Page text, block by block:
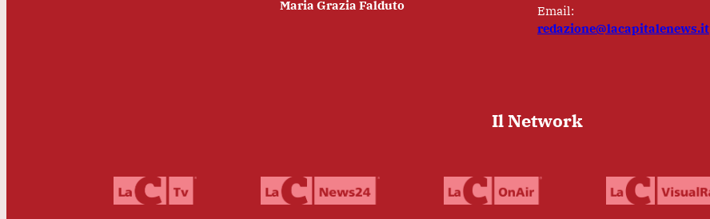
Maria Grazia Falduto
Email:
redazione@lacapitalenews.it
Il Network